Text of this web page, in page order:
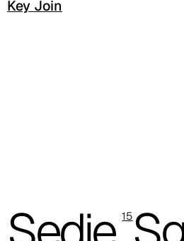
C 382
Key Join
15